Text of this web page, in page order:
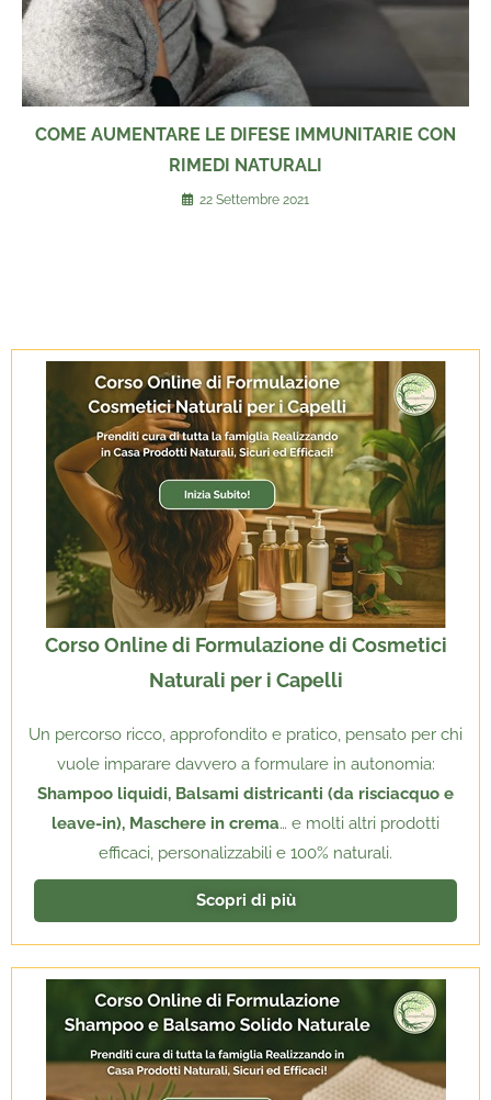
COME AUMENTARE LE DIFESE IMMUNITARIE CON
RIMEDI NATURALI
22 Settembre 2021
Corso Online di Formulazione di Cosmetici
Naturali per i Capelli
Un percorso ricco, approfondito e pratico, pensato per chi
vuole imparare davvero a formulare in autonomia:
Shampoo liquidi, Balsami districanti (da risciacquo e
leave-in), Maschere in crema… e molti altri prodotti
efficaci, personalizzabili e 100% naturali.
Scopri di più